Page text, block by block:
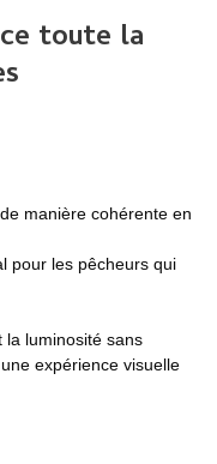
toute la
manière cohérente en
pour les pêcheurs qui
la luminosité sans
expérience visuelle